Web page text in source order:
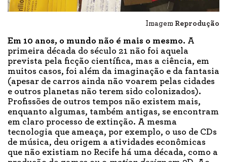
Imagem Reprodução
Em 10 anos, o mundo não é mais o mesmo. A
primeira década do século 21 não foi aquela
prevista pela ficção científica, mas a ciência, em
muitos casos, foi além da imaginação e da fantasia
(apesar de carros ainda não voarem pelas cidades
e outros planetas não terem sido colonizados).
Profissões de outros tempos não existem mais,
enquanto algumas, também antigas, se encontram
em claro processo de extinção. A mesma
tecnologia que ameaça, por exemplo, o uso de CDs
de música, deu origem a atividades econômicas
que não existiam no Recife há uma década, como a